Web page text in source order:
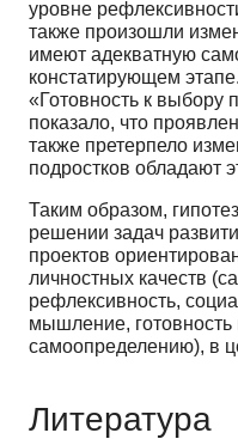
уровне
также произошли
имеют адекватную
констатирующем
«Готовность к
показало, что
также претерпело
подростков обладают
Таким образом,
решении задач
проектов
личностных качеств
рефлексивность,
мышление,
самоопределению), в
Литература